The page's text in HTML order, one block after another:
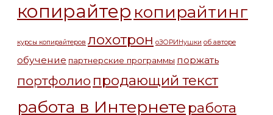
копирайтер копирайтинг
курсы копирайтеров лохотрон оЗОРИНушки об авторе
обучение партнерские программы поржать
портфолио продающий текст
работа в Интернете работа